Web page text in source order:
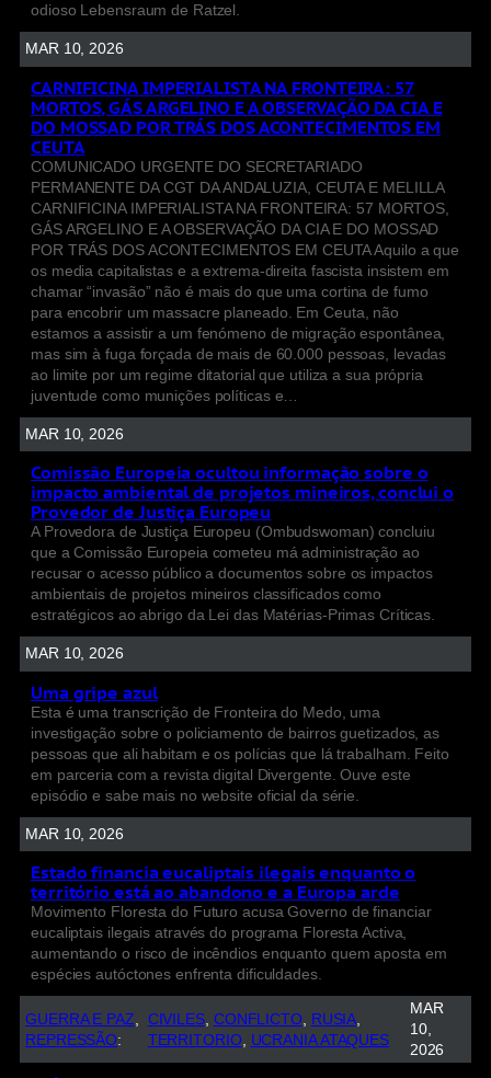
odioso Lebensraum de Ratzel.
MAR 10, 2026
CARNIFICINA IMPERIALISTA NA FRONTEIRA: 57
MORTOS, GÁS ARGELINO E A OBSERVAÇÃO DA CIA E
DO MOSSAD POR TRÁS DOS ACONTECIMENTOS EM
CEUTA
COMUNICADO URGENTE DO SECRETARIADO
PERMANENTE DA CGT DA ANDALUZIA, CEUTA E MELILLA
CARNIFICINA IMPERIALISTA NA FRONTEIRA: 57 MORTOS,
GÁS ARGELINO E A OBSERVAÇÃO DA CIA E DO MOSSAD
POR TRÁS DOS ACONTECIMENTOS EM CEUTA Aquilo a que
os media capitalistas e a extrema-direita fascista insistem em
chamar “invasão” não é mais do que uma cortina de fumo
para encobrir um massacre planeado. Em Ceuta, não
estamos a assistir a um fenómeno de migração espontânea,
mas sim à fuga forçada de mais de 60.000 pessoas, levadas
ao limite por um regime ditatorial que utiliza a sua própria
juventude como munições políticas e…
MAR 10, 2026
Comissão Europeia ocultou informação sobre o
impacto ambiental de projetos mineiros, conclui o
Provedor de Justiça Europeu
A Provedora de Justiça Europeu (Ombudswoman) concluiu
que a Comissão Europeia cometeu má administração ao
recusar o acesso público a documentos sobre os impactos
ambientais de projetos mineiros classificados como
estratégicos ao abrigo da Lei das Matérias-Primas Críticas.
MAR 10, 2026
Uma gripe azul
Esta é uma transcrição de Fronteira do Medo, uma
investigação sobre o policiamento de bairros guetizados, as
pessoas que ali habitam e os polícias que lá trabalham. Feito
em parceria com a revista digital Divergente. Ouve este
episódio e sabe mais no website oficial da série.
MAR 10, 2026
Estado financia eucaliptais ilegais enquanto o
território está ao abandono e a Europa arde
Movimento Floresta do Futuro acusa Governo de financiar
eucaliptais ilegais através do programa Floresta Activa,
aumentando o risco de incêndios enquanto quem aposta em
espécies autóctones enfrenta dificuldades.
GUERRA E PAZ
REPRESSÃO:
CIVILES CONFLICTO, RUSIA
TERRITORIO, UCRANIA ATAQUES
MAR
10,
2026